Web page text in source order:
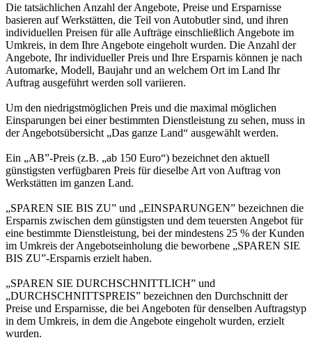
Die tatsächlichen Anzahl der Angebote, Preise und Ersparnisse
basieren auf Werkstätten, die Teil von Autobutler sind, und ihren
individuellen Preisen für alle Aufträge einschließlich Angebote im
Umkreis, in dem Ihre Angebote eingeholt wurden. Die Anzahl der
Angebote, Ihr individueller Preis und Ihre Ersparnis können je nach
Automarke, Modell, Baujahr und an welchem Ort im Land Ihr
Auftrag ausgeführt werden soll variieren.
Um den niedrigstmöglichen Preis und die maximal möglichen
Einsparungen bei einer bestimmten Dienstleistung zu sehen, muss in
der Angebotsübersicht „Das ganze Land“ ausgewählt werden.
Ein „AB”-Preis (z.B. „ab 150 Euro“) bezeichnet den aktuell
günstigsten verfügbaren Preis für dieselbe Art von Auftrag von
Werkstätten im ganzen Land.
„SPAREN SIE BIS ZU” und „EINSPARUNGEN” bezeichnen die
Ersparnis zwischen dem günstigsten und dem teuersten Angebot für
eine bestimmte Dienstleistung, bei der mindestens 25 % der Kunden
im Umkreis der Angebotseinholung die beworbene „SPAREN SIE
BIS ZU”-Ersparnis erzielt haben.
„SPAREN SIE DURCHSCHNITTLICH” und
„DURCHSCHNITTSPREIS” bezeichnen den Durchschnitt der
Preise und Ersparnisse, die bei Angeboten für denselben Auftragstyp
in dem Umkreis, in dem die Angebote eingeholt wurden, erzielt
wurden.